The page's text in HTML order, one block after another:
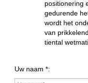
positionering
gedurende
wordt het
van
tiental
Uw naam *: